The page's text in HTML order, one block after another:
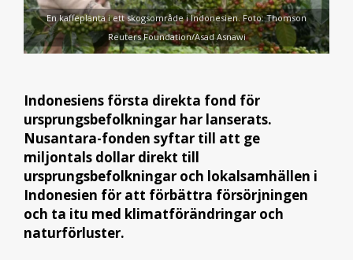
En kaffeplanta i ett skogsområde i Indonesien. Foto: Thomson
Reuters Foundation/Asad Asnawi
Indonesiens första direkta fond för
ursprungsbefolkningar har lanserats.
Nusantara-fonden syftar till att ge
miljontals dollar direkt till
ursprungsbefolkningar och lokalsamhällen i
Indonesien för att förbättra försörjningen
och ta itu med klimatförändringar och
naturförluster.